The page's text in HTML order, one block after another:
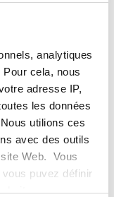
analytiques
cela, nous
adresse IP,
les données
utilions ces
avec des outils
Web. Vous
puvez définir
pas que
passer
d’articles